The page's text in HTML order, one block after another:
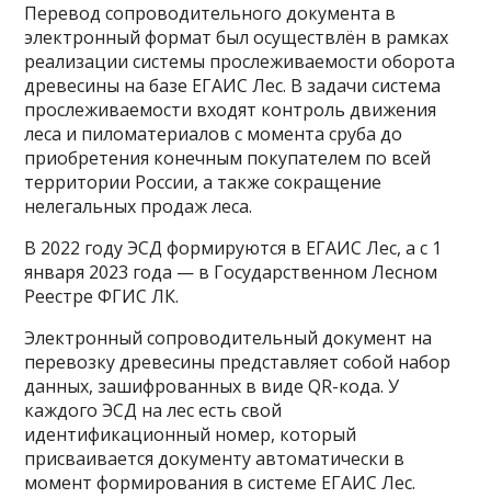
Перевод сопроводительного документа в
электронный формат был осуществлён в рамках
реализации системы прослеживаемости оборота
древесины на базе ЕГАИС Лес. В задачи система
прослеживаемости входят контроль движения
леса и пиломатериалов с момента сруба до
приобретения конечным покупателем по всей
территории России, а также сокращение
нелегальных продаж леса.
В 2022 году ЭСД формируются в ЕГАИС Лес, а с 1
января 2023 года — в Государственном Лесном
Реестре ФГИС ЛК.
Электронный сопроводительный документ на
перевозку древесины представляет собой набор
данных, зашифрованных в виде QR-кода. У
каждого ЭСД на лес есть свой
идентификационный номер, который
присваивается документу автоматически в
момент формирования в системе ЕГАИС Лес.